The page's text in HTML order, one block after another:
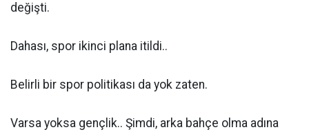
değişti.
Dahası, spor ikinci plana itildi..
Belirli bir spor politikası da yok zaten.
Varsa yoksa gençlik.. Şimdi, arka bahçe olma adına